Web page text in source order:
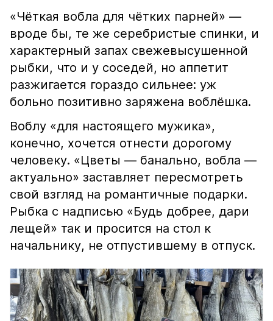
«Чёткая вобла для чётких парней» —
вроде бы, те же серебристые спинки, и
характерный запах свежевысушенной
рыбки, что и у соседей, но аппетит
разжигается гораздо сильнее: уж
больно позитивно заряжена воблёшка.
Воблу «для настоящего мужика»,
конечно, хочется отнести дорогому
человеку. «Цветы — банально, вобла —
актуально» заставляет пересмотреть
свой взгляд на романтичные подарки.
Рыбка с надписью «Будь добрее, дари
лещей» так и просится на стол к
начальнику, не отпустившему в отпуск.